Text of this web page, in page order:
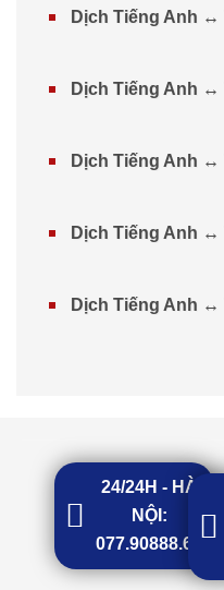
Dịch Tiếng Anh
Dịch Tiếng Anh ↔
Dịch Tiếng Anh ↔
Dịch Tiếng Anh ↔
Dịch Tiếng Anh
24/24H - HÀ
NỘI:
077.90888.68